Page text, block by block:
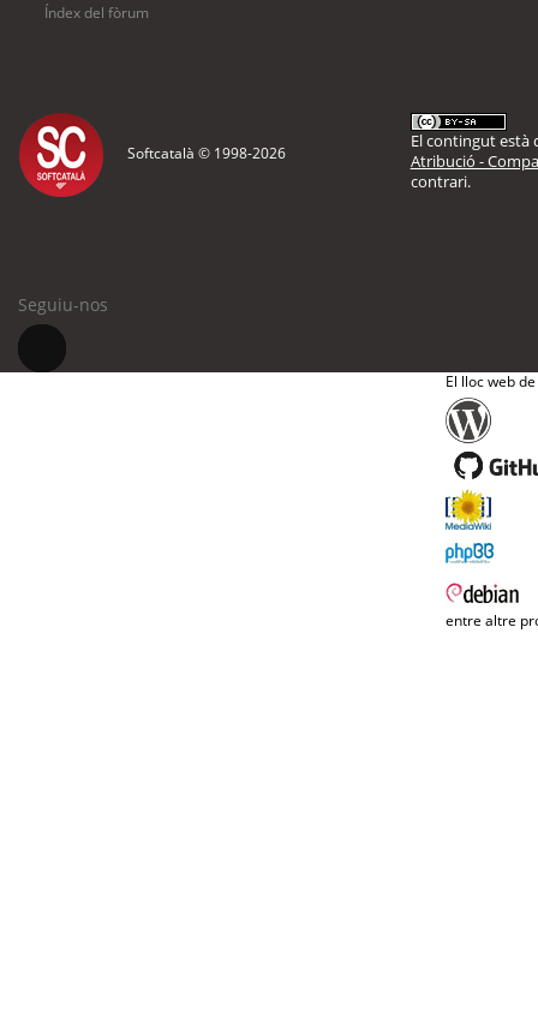
Índex del fòrum
Softcatalà © 1998-2026
El contingut està
Atribució -
contrari.
Seguiu-nos
El lloc web
entre altre